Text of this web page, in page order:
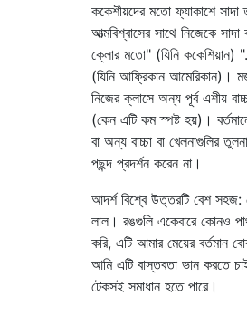
ককেশীয়দের মতো ফ্যাকাশে সাদা
আত্মবিশ্বাসের সাথে নিজেকে
ক্লোর মতো" (যিনি
(যিনি আফ্রিকান আমেরিকান)।
নিজের ক্লাসে অন্য পূর্ব এশীয়
(কেন এটি কম স্পষ্ট হয়)।
বা অন্য বাচ্চা বা খেলনাগুলির
পছন্দ প্রদর্শন করেন না।
আদর্শ বিশ্বে উত্তরটি বেশ সহজ:
লাল। রঙগুলি একেবারে কোনও
করি, এটি আমার মেয়ের বর্তমান
আমি এটি বাস্তবতা ভান করতে
টেকসই সমাধান হতে পারে।